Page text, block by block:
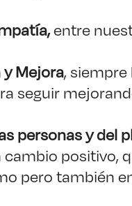
entre
Mejora,
seguir
personas y del
positivo,
pero también